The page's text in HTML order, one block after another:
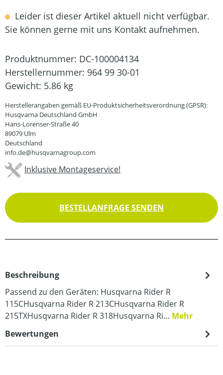
Leider ist dieser Artikel aktuell nicht verfügbar.
Sie können gerne mit uns Kontakt aufnehmen.
Produktnummer: DC-100004134
Herstellernummer: 964 99 30-01
Gewicht: 5.86 kg
Herstellerangaben gemäß EU-Produktsicherheitsverordnung (GPSR):
Husqvarna Deutschland GmbH
Hans-Lorenser-Straße 40
89079 Ulm
Deutschland
info.de@husqvarnagroup.com
Inklusive Montageservice!
BESTELLANFRAGE SENDEN
Beschreibung
Passend zu den Geräten: Husqvarna Rider R
115CHusqvarna Rider R 213CHusqvarna Rider R
215TXHusqvarna Rider R 318Husqvarna Ri… Mehr
Bewertungen